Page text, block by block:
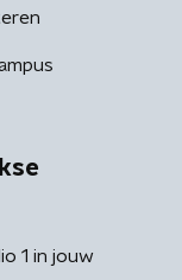
1 in jouw